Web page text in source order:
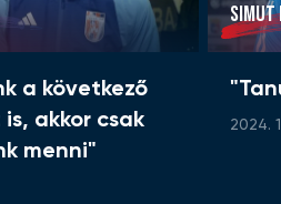
a következő
akkor csak
menni"
SIMUT
2024.